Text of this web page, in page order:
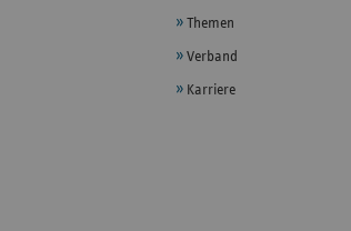
Themen
Verband
Karriere